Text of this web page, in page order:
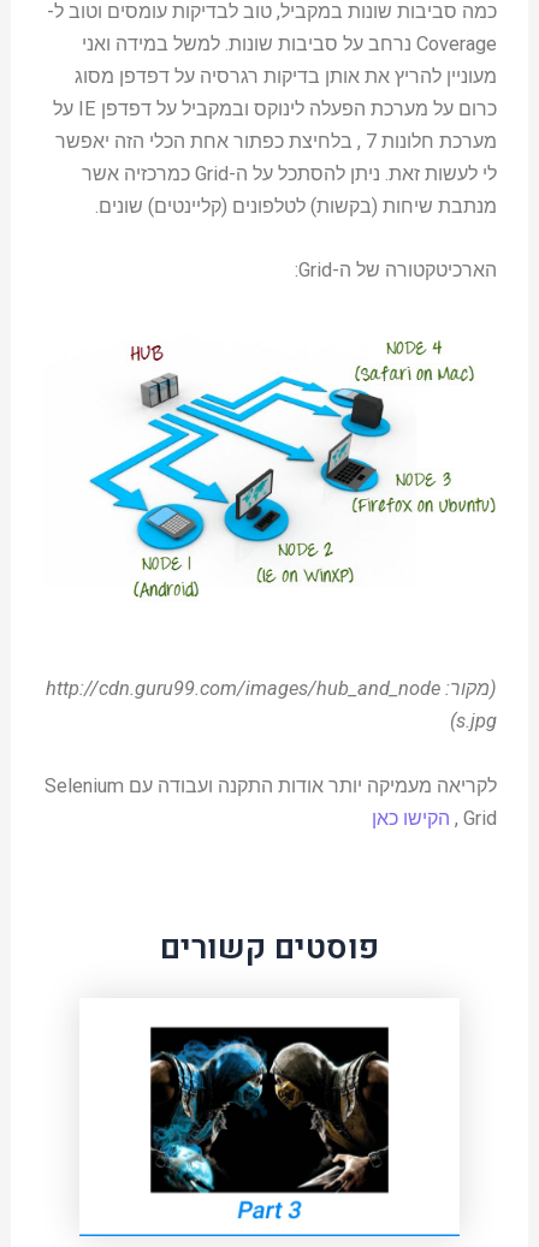
כמה סביבות שונות במקביל, טוב לבדיקות עומסים וטוב ל-
Coverage נרחב על סביבות שונות. למשל במידה ואני
מעוניין להריץ את אותן בדיקות רגרסיה על דפדפן מסוג
כרום על מערכת הפעלה לינוקס ובמקביל על דפדפן IE על
מערכת חלונות 7 , בלחיצת כפתור אחת הכלי הזה יאפשר
לי לעשות זאת. ניתן להסתכל על ה-Grid כמרכזיה אשר
מנתבת שיחות (בקשות) לטלפונים (קליינטים) שונים.
הארכיטקטורה של ה-Grid:
(מקור: http://cdn.guru99.com/images/hub_and_node
s.jpg)
לקריאה מעמיקה יותר אודות התקנה ועבודה עם Selenium
Grid ,
הקישו כאן
פוסטים קשורים